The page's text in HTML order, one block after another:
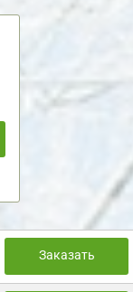
Заказать